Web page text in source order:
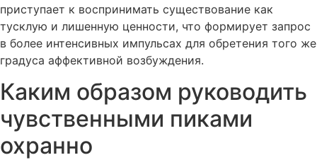
приступает к воспринимать существование как
тусклую и лишенную ценности, что формирует запрос
в более интенсивных импульсах для обретения того же
градуса аффективной возбуждения.
Каким образом руководить
чувственными пиками
охранно